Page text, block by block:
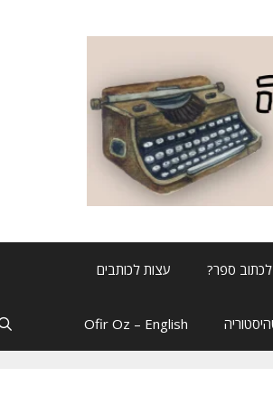
ספר? עצות לכותבים
Ofir Oz – English